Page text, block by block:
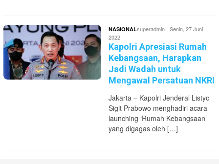
NASIONALsuperadmin
Senin, 27 Juni
2022
Kapolri Apresiasi Rumah
Kebangsaan, Harapkan
Jadi Wadah untuk
Mengawal Persatuan NKRI
Jakarta – Kapolri Jenderal Listyo
Sigit Prabowo menghadiri acara
launching ‘Rumah Kebangsaan’
yang digagas oleh […]